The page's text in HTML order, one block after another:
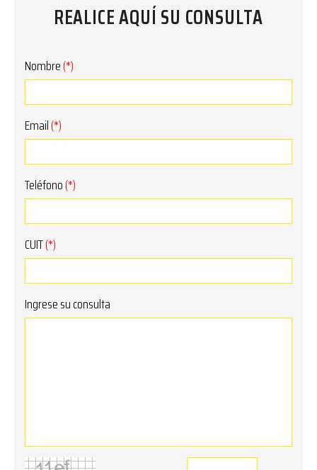
REALICE AQUÍ SU CONSULTA
Nombre(*)
Email(*)
Teléfono(*)
CUIT(*)
Ingrese su consulta